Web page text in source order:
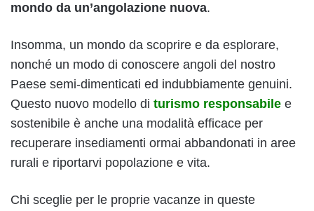
mondo da un’angolazione nuova.
Insomma, un mondo da scoprire e da esplorare,
nonché un modo di conoscere angoli del nostro
Paese semi-dimenticati ed indubbiamente genuini.
Questo nuovo modello di turismo responsabile e
sostenibile è anche una modalità efficace per
recuperare insediamenti ormai abbandonati in aree
rurali e riportarvi popolazione e vita.
Chi sceglie per le proprie vacanze in queste